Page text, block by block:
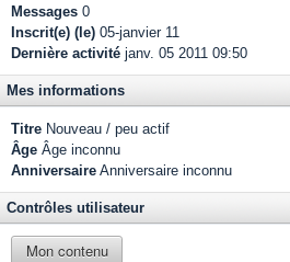
Messages 0
Inscrit(e) (le) 05-janvier 11
Dernière activité janv. 05 2011 09:50
Mes informations
Titre Nouveau / peu actif
Âge Âge inconnu
Anniversaire Anniversaire inconnu
Contrôles utilisateur
Mon contenu